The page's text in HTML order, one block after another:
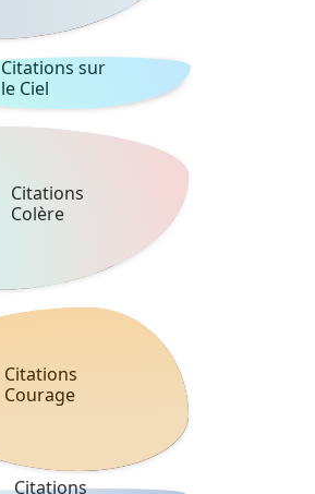
Citations sur
le Ciel
Citations
Colère
Citations
Courage
Citations